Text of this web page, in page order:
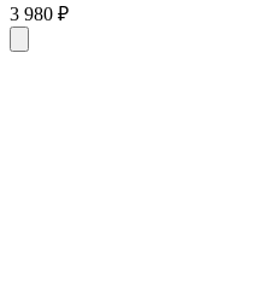
3 980 ₽